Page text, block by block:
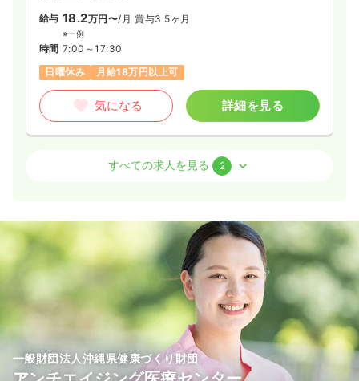
給与 18.2万円〜/月 賞与3.5ヶ月
※一例
時間 7:00～17:30
日曜休み
月給18万円以上可
気になる 詳細を見る
保健師
給与 17.4〜21.7 賞与2回
7:45～16:45
担当業務未経験可 月給21万円以上可
気になる 詳細を見る
一時募集休止
すべての求人を見る 2
一般財団法人沖縄県健康づくり財団